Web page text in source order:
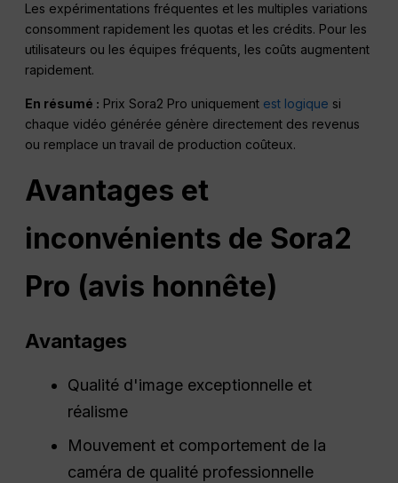
Les expérimentations fréquentes et les multiples variations
consomment rapidement les quotas et les crédits. Pour les
utilisateurs ou les équipes fréquents, les coûts augmentent
rapidement.
En résumé : Prix Sora2 Pro uniquement est logique si
chaque vidéo générée génère directement des revenus
ou remplace un travail de production coûteux.
Avantages et
inconvénients de Sora2
Pro (avis honnête)
Avantages
Qualité d'image exceptionnelle et
réalisme
Mouvement et comportement de la
caméra de qualité professionnelle